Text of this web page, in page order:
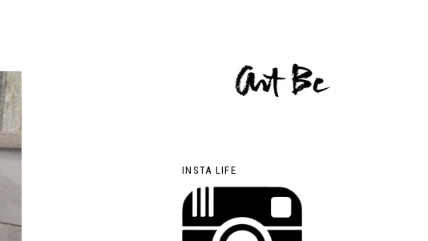
INSTA LIFE